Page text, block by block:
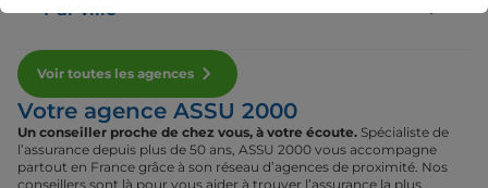
Par ville
Voir toutes les agences
Votre agence ASSU 2000
Un conseiller proche de chez vous, à votre écoute. Spécialiste de
l’assurance depuis plus de 50 ans, ASSU 2000 vous accompagne
partout en France grâce à son réseau d’agences de proximité. Nos
conseillers sont là pour vous aider à trouver l’assurance la plus